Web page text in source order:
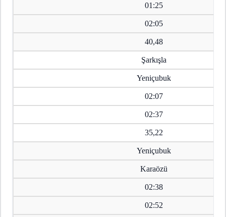
01:25
02:05
40,48
Şarkışla
Yeniçubuk
02:07
02:37
35,22
Yeniçubuk
Karaözü
02:38
02:52